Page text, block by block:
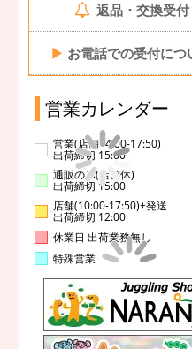
返品・交換受付
▶ お電話での受付につ
営業カレンダー
営業(店舗14:00-17:50)
出荷締切 15:00
通販のみ(店舗休)
出荷締切 15:00
店舗(10:00-17:50)+発送
出荷締切 12:00
休業日 出荷業務無し
特殊営業